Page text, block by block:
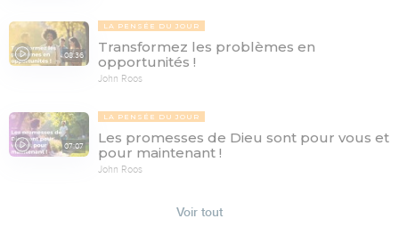
08:36
LA PENSÉE DU JOUR
Transformez les problèmes en
opportunités !
John Roos
07:07
LA PENSÉE DU JOUR
Les promesses de Dieu sont pour vous et
pour maintenant !
John Roos
Voir tout